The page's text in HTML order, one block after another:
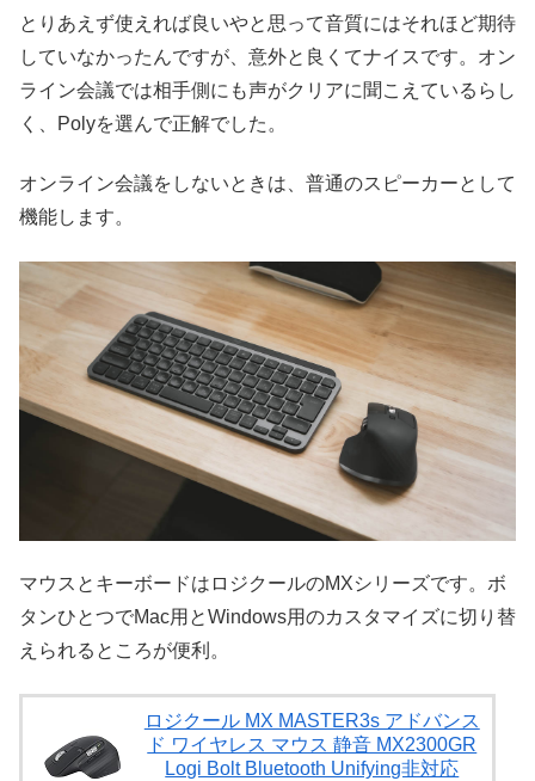
とりあえず使えれば良いやと思って音質にはそれほど期待
していなかったんですが、意外と良くてナイスです。オン
ライン会議では相手側にも声がクリアに聞こえているらし
く、Polyを選んで正解でした。
オンライン会議をしないときは、普通のスピーカーとして
機能します。
マウスとキーボードはロジクールのMXシリーズです。ボ
タンひとつでMac用とWindows用のカスタマイズに切り替
えられるところが便利。
ロジクール MX MASTER3s アドバンス
ド ワイヤレス マウス 静音 MX2300GR
Logi Bolt Bluetooth Unifying非対応